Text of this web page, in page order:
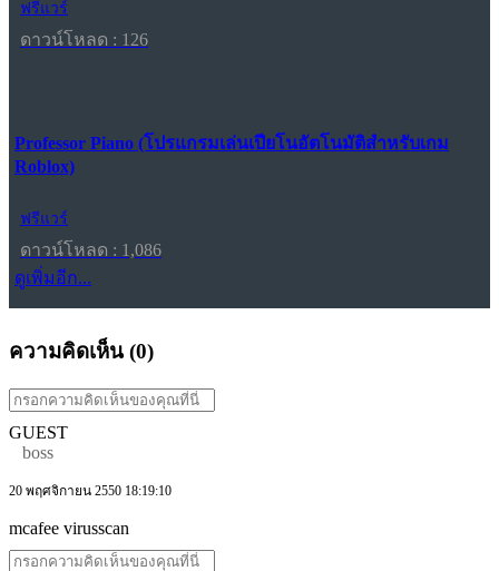
ฟรีแวร์
ดาวน์โหลด : 126
Professor Piano (โปรแกรมเล่นเปียโนอัตโนมัติสำหรับเกม
Roblox)
ฟรีแวร์
ดาวน์โหลด : 1,086
ดูเพิ่มอีก...
ความคิดเห็น (0)
GUEST
boss
20 พฤศจิกายน 2550 18:19:10
mcafee virusscan